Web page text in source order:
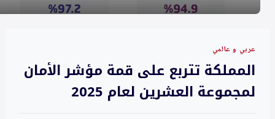
عربي و عالمي
المملكة تتربع على قمة مؤشر الأمان
لمجموعة العشرين لعام 2025